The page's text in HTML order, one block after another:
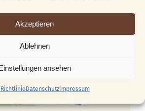
Akzeptieren
Ablehnen
ansehen
DatenschutzImpressum